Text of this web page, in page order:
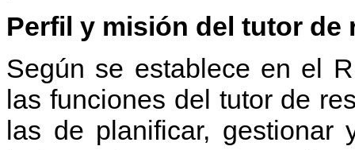
Perfil y misión del tutor de
Según se establece en el
las funciones del tutor de
las de planificar, gestionar